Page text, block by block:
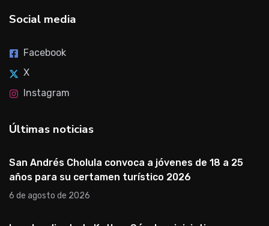
Social media
Facebook
X
Instagram
Últimas noticias
San Andrés Cholula convoca a jóvenes de 18 a 25
años para su certamen turístico 2026
6 de agosto de 2026